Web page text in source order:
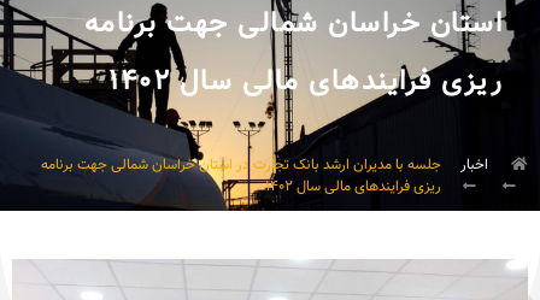
استان خراسان شمالی جهت برنامه
ریزی فرایندهای مالی سال ۱۴۰۲
اخبار
جلسه با مدیران ارشد بانک تجارت در استان خراسان شمالی جهت برنامه
ریزی فرایندهای مالی سال ۱۴۰۲